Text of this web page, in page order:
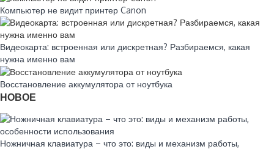
Компьютер не видит принтер Canon
Видеокарта: встроенная или дискретная? Разбираемся, какая
нужна именно вам
Восстановление аккумулятора от ноутбука
НОВОЕ
Ножничная клавиатура – что это: виды и механизм работы,